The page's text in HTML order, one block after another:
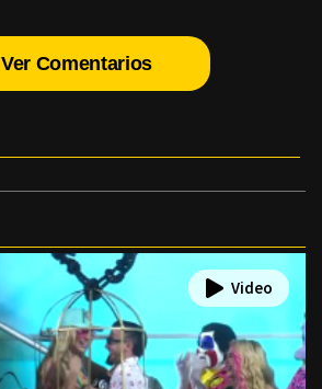
Ver Comentarios